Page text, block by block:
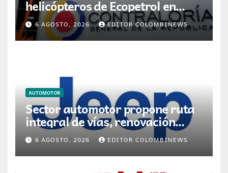
helicópteros de Ecopetrol en
posible multa millonaria
6 AGOSTO, 2026 EDITOR COLOMBINEWS
AUTOMOTOR
Sector automotor propone ruta
integral de vías, renovación
vehicular y transición energética
para movilidad en Colombia
6 AGOSTO, 2026 EDITOR COLOMBINEWS